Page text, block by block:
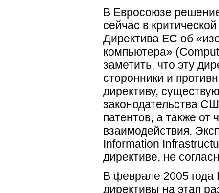
В Евросоюзе
сейчас в
Директива ЕС об
компьютера»
заметить, что эту
сторонники и
директиву,
законодательства
патентов, а также от
взаимодействия.
Information
директиве, не
В феврале 2005 года
директивы на этап